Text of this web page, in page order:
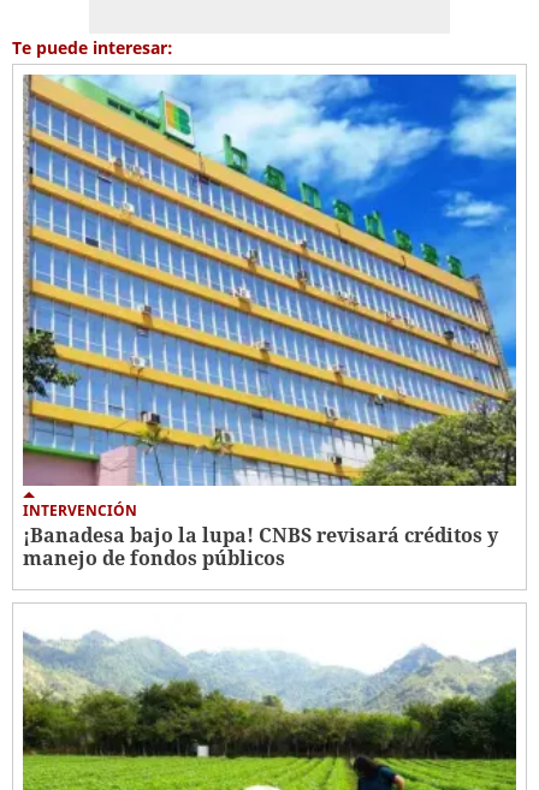
Te puede interesar:
INTERVENCIÓN
¡Banadesa bajo la lupa! CNBS revisará créditos y
manejo de fondos públicos